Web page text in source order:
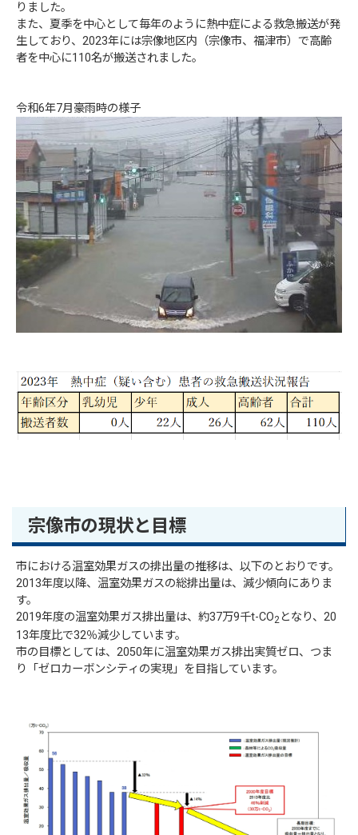
りました。
また、夏季を中心として毎年のように熱中症による救急搬送が発
生しており、2023年には宗像地区内（宗像市、福津市）で高齢
者を中心に110名が搬送されました。
令和6年7月豪雨時の様子
宗像市の現状と目標
市における温室効果ガスの排出量の推移は、以下のとおりです。
2013年度以降、温室効果ガスの総排出量は、減少傾向にありま
す。
2019年度の温室効果ガス排出量は、約37万9千t-CO2 となり、20
13年度比で32％減少しています。
市の目標としては、2050年に温室効果ガス排出実質ゼロ、つま
り「ゼロカーボンシティの実現」を目指しています。